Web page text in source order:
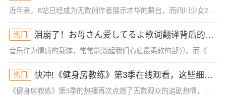
热门 泪崩了！お母さん爱してるよ歌词翻译背后的深情秘密！你可能从未注意到的细节
热门 快冲!《健身房教练》第3季在线观看，这些细节你绝对错过了！